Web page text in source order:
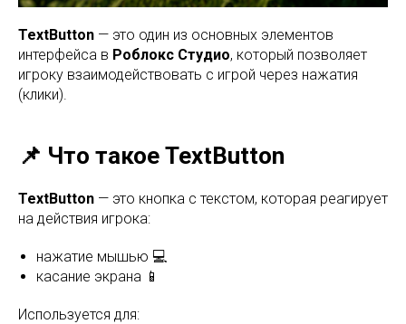
TextButton — это один из основных элементов
интерфейса в Роблокс Студио, который позволяет
игроку взаимодействовать с игрой через нажатия
(клики).
📌 Что такое TextButton
TextButton — это кнопка с текстом, которая реагирует
на действия игрока:
нажатие мышью 💻
касание экрана 📱
Используется для: